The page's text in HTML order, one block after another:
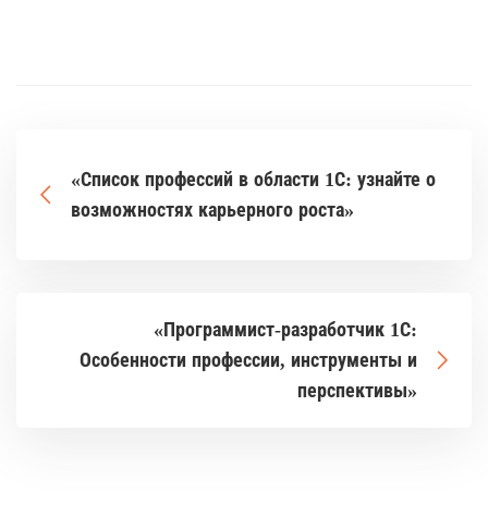
«Список профессий в области 1С: узнайте о
возможностях карьерного роста»
«Программист-разработчик 1С:
Особенности профессии, инструменты и
перспективы»